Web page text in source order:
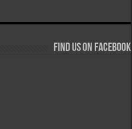
Find us on Facebook